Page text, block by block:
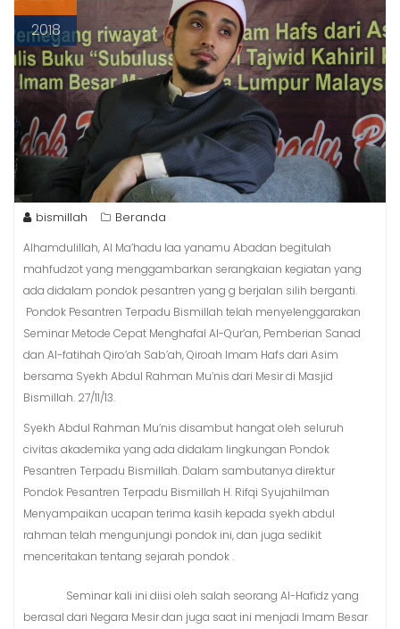
2018
bismillah Beranda
Alhamdulillah, Al Ma’hadu laa yanamu Abadan begitulah
mahfudzot yang menggambarkan serangkaian kegiatan yang
ada didalam pondok pesantren yang g berjalan silih berganti.
Pondok Pesantren Terpadu Bismillah telah menyelenggarakan
Seminar Metode Cepat Menghafal Al-Qur’an, Pemberian Sanad
dan Al-fatihah Qiro’ah Sab’ah, Qiroah Imam Hafs dari Asim
bersama Syekh Abdul Rahman Mu’nis dari Mesir di Masjid
Bismillah. 27/11/13.
Syekh Abdul Rahman Mu’nis disambut hangat oleh seluruh
civitas akademika yang ada didalam lingkungan Pondok
Pesantren Terpadu Bismillah. Dalam sambutanya direktur
Pondok Pesantren Terpadu Bismillah H. Rifqi Syujahilman
Menyampaikan ucapan terima kasih kepada syekh abdul
rahman telah mengunjungi pondok ini, dan juga sedikit
menceritakan tentang sejarah pondok .
Seminar kali ini diisi oleh salah seorang Al-Hafidz yang
berasal dari Negara Mesir dan juga saat ini menjadi Imam Besar